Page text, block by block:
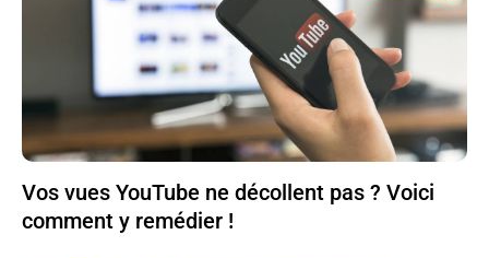
Vos vues YouTube ne décollent pas ? Voici
comment y remédier !